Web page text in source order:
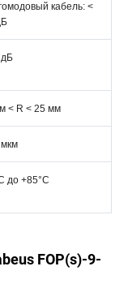
кабель: <
< R < 25 мм
дo +85°C
FOP(s)-9-